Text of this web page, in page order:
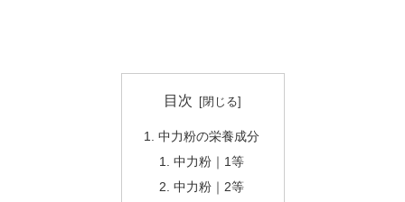
目次
中力粉の栄養成分
中力粉｜1等
中力粉｜2等